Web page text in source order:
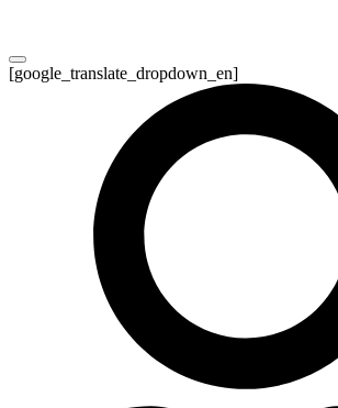
[google_translate_dropdown_en]